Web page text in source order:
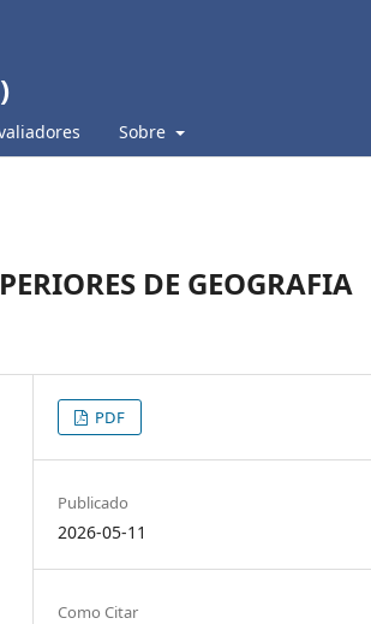
Sobre
DE GEOGRAFIA
PDF
Publicado
2026-05-11
Como Citar